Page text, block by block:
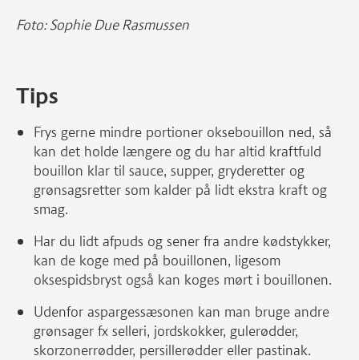
Foto: Sophie Due Rasmussen
Tips
Frys gerne mindre portioner oksebouillon ned, så
kan det holde længere og du har altid kraftfuld
bouillon klar til sauce, supper, gryderetter og
grønsagsretter som kalder på lidt ekstra kraft og
smag.
Har du lidt afpuds og sener fra andre kødstykker,
kan de koge med på bouillonen, ligesom
oksespidsbryst også kan koges mørt i bouillonen.
Udenfor aspargessæsonen kan man bruge andre
grønsager fx selleri, jordskokker, gulerødder,
skorzonerrødder, persillerødder eller pastinak.